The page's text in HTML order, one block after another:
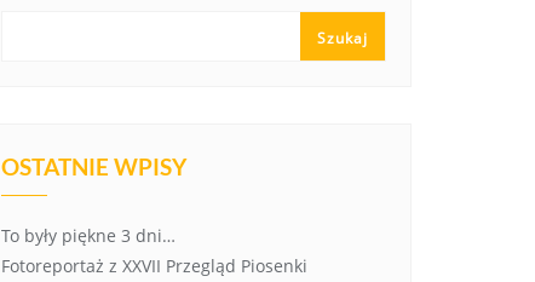
Szukaj
OSTATNIE WPISY
To były piękne 3 dni…
Fotoreportaż z XXVII Przegląd Piosenki